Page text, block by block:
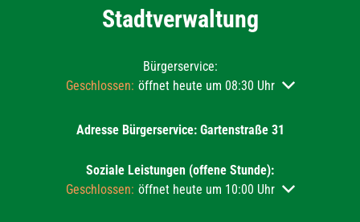
Stadtverwaltung
Bürgerservice:
Klicken, um weitere Öffnungs- oder Schließzeiten
Geschlossen: öffnet heute um 08:30 Uhr
Adresse Bürgerservice: Gartenstraße 31
Soziale Leistungen (offene Stunde):
Klicken, um weitere Öffnungs- oder Schließzeiten
Geschlossen: öffnet heute um 10:00 Uhr